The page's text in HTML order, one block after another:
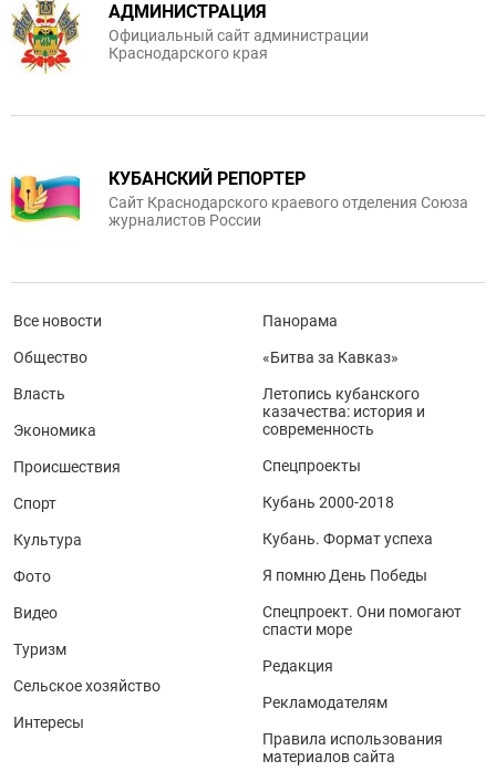
АДМИНИСТРАЦИЯ
Официальный сайт администрации
Краснодарского края
КУБАНСКИЙ РЕПОРТЕР
Сайт Краснодарского краевого отделения Союза
журналистов России
Все новости
Общество
Власть
Экономика
Происшествия
Спорт
Культура
Фото
Видео
Туризм
Сельское хозяйство
Интересы
Панорама
«Битва за Кавказ»
Летопись кубанского
казачества: история и
современность
Спецпроекты
Кубань 2000-2018
Кубань. Формат успеха
Я помню День Победы
Спецпроект. Они помогают
спасти море
Редакция
Рекламодателям
Правила использования
материалов сайта